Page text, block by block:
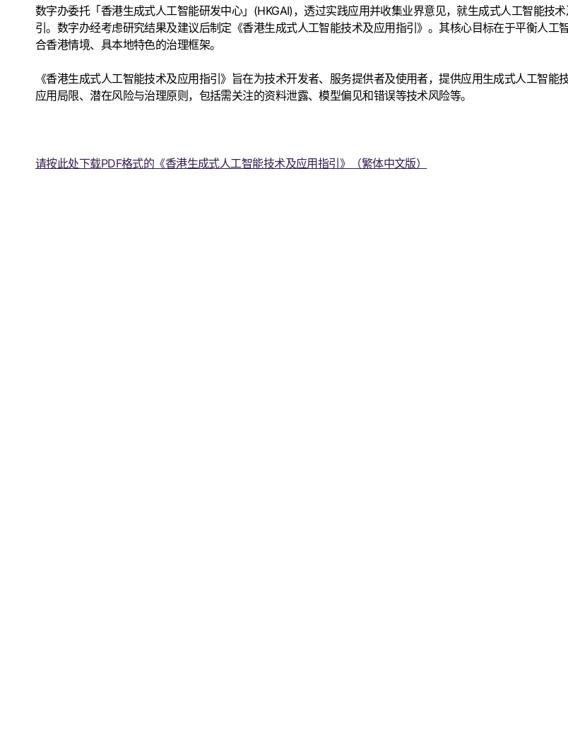
数字办委托「香港生成式人工智能研发中心」(HKGAI)，透过实践应用并收集业界意见，就生成式人工智能技
引。数字办经考虑研究结果及建议后制定《香港生成式人工智能技术及应用指引》。其核心目标在于平衡人
合香港情境、具本地特色的治理框架。
《香港生成式人工智能技术及应用指引》旨在为技术开发者、服务提供者及使用者，提供应用生成式人工智能
应用局限、潜在风险与治理原则，包括需关注的资料泄露、模型偏见和错误等技术风险等。
请按此处下载PDF格式的《香港生成式人工智能技术及应用指引》（繁体中文版）